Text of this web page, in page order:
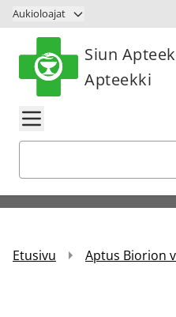
Siirry sisältöön
Aukioloajat
Siun
Apteekki
Etusivu Aptus Biorion